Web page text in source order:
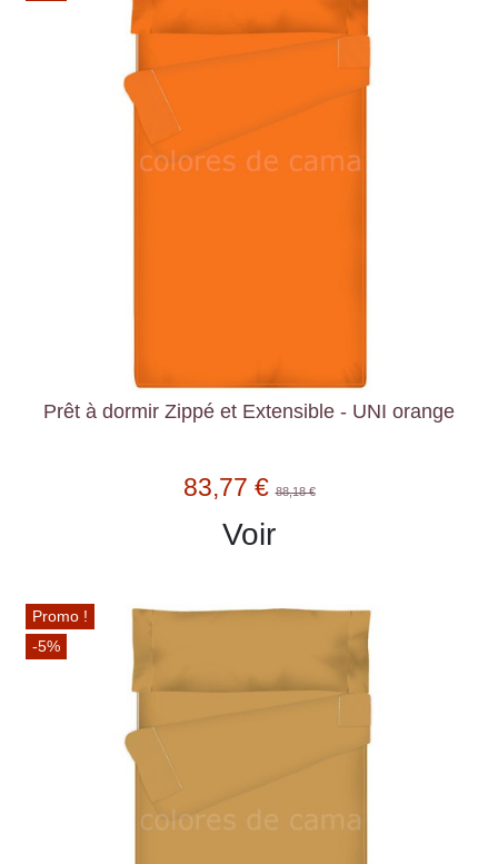
Prêt à dormir Zippé et Extensible - UNI orange
83,77 €88,18 €
Voir
Promo !
-5%